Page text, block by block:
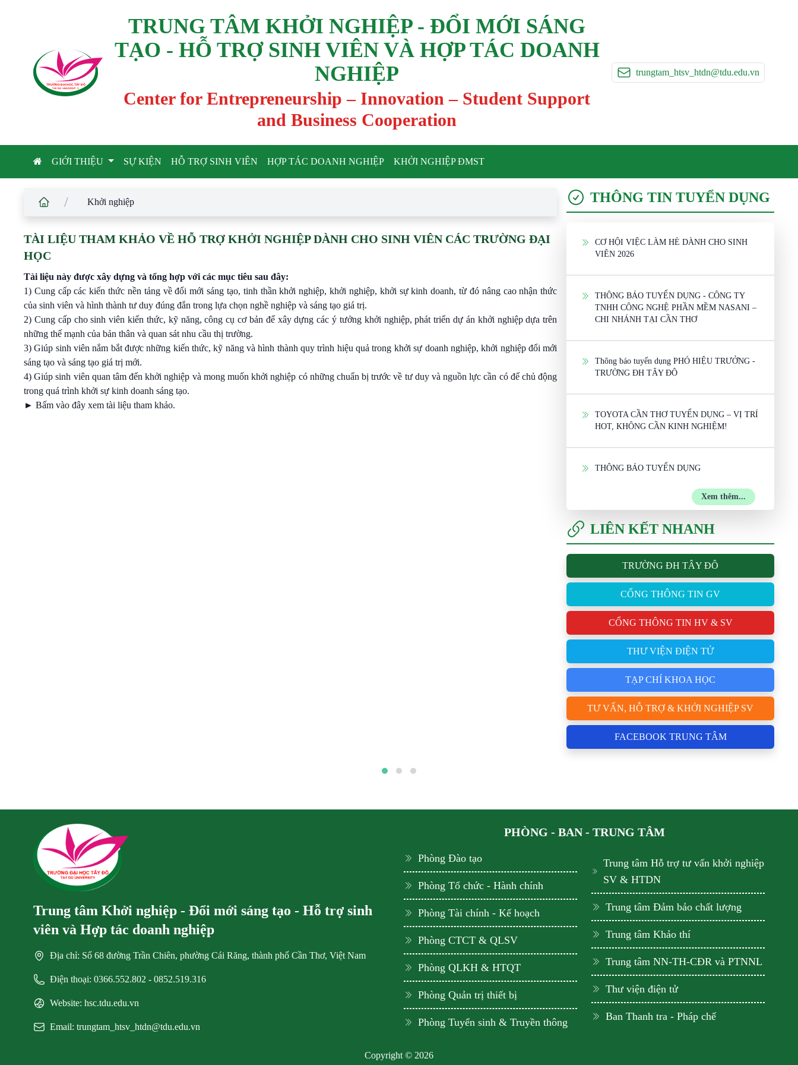
TRƯỜNG ĐẠI HỌC TÂY ĐÔ
TAY DO UNIVERSIT Y
TRUNG TÂM KHỞI NGHIỆP - ĐỔI MỚI SÁNG
TẠO - HỖ TRỢ SINH VIÊN VÀ HỢP TÁC DOANH
NGHIỆP
Center for Entrepreneurship – Innovation – Student Support
and Business Cooperation
trungtam_htsv_htdn@tdu.edu.vn
GIỚI THIỆU SỰ KIỆN HỖ TRỢ SINH VIÊN HỢP TÁC DOANH NGHIỆP KHỞI NGHIỆP ĐMST
/ Khởi nghiệp
TÀI LIỆU THAM KHẢO VỀ HỖ TRỢ KHỞI NGHIỆP DÀNH CHO SINH VIÊN CÁC TRƯỜNG ĐẠI
HỌC
Tài liệu này được xây dựng và tổng hợp với các mục tiêu sau đây:
1) Cung cấp các kiến thức nền tảng về đổi mới sáng tạo, tinh thần khởi nghiệp, khởi nghiệp, khởi sự kinh doanh, từ đó nâng cao nhận thức
của sinh viên và hình thành tư duy đúng đắn trong lựa chọn nghề nghiệp và sáng tạo giá trị.
2) Cung cấp cho sinh viên kiến thức, kỹ năng, công cụ cơ bản để xây dựng các ý tưởng khởi nghiệp, phát triển dự án khởi nghiệp dựa trên
những thế mạnh của bản thân và quan sát nhu cầu thị trường.
3) Giúp sinh viên nắm bắt được những kiến thức, kỹ năng và hình thành quy trình hiệu quả trong khởi sự doanh nghiệp, khởi nghiệp đổi mới
sáng tạo và sáng tạo giá trị mới.
4) Giúp sinh viên quan tâm đến khởi nghiệp và mong muốn khởi nghiệp có những chuẩn bị trước về tư duy và nguồn lực cần có để chủ động
trong quá trình khởi sự kinh doanh sáng tạo.
► Bấm vào đây xem tài liệu tham khảo.
THÔNG TIN TUYỂN DỤNG
CƠ HỘI VIỆC LÀM HÈ DÀNH CHO SINH
VIÊN 2026
THÔNG BÁO TUYỂN DỤNG - CÔNG TY
TNHH CÔNG NGHỆ PHẦN MỀM NASANI –
CHI NHÁNH TẠI CẦN THƠ
Thông báo tuyển dụng PHÓ HIỆU TRƯỞNG -
TRƯỜNG ĐH TÂY ĐÔ
TOYOTA CẦN THƠ TUYỂN DỤNG – VỊ TRÍ
HOT, KHÔNG CẦN KINH NGHIỆM!
THÔNG BÁO TUYỂN DỤNG
Xem thêm...
LIÊN KẾT NHANH
TRƯỜNG ĐH TÂY ĐÔ
CỔNG THÔNG TIN GV
CỔNG THÔNG TIN HV & SV
THƯ VIỆN ĐIỆN TỬ
TẠP CHÍ KHOA HỌC
TƯ VẤN, HỖ TRỢ & KHỞI NGHIỆP SV
FACEBOOK TRUNG TÂM
Trung tâm Khởi nghiệp - Đổi mới sáng tạo - Hỗ trợ sinh
viên và Hợp tác doanh nghiệp
Địa chỉ: Số 68 đường Trần Chiên, phường Cái Răng, thành phố Cần Thơ, Việt Nam
Điện thoại: 0366.552.802 - 0852.519.316
Website: hsc.tdu.edu.vn
Email: trungtam_htsv_htdn@tdu.edu.vn
PHÒNG - BAN - TRUNG TÂM
Phòng Đào tạo
Phòng Tổ chức - Hành chính
Phòng Tài chính - Kế hoạch
Phòng CTCT & QLSV
Phòng QLKH & HTQT
Phòng Quản trị thiết bị
Phòng Tuyển sinh & Truyền thông
Trung tâm Hỗ trợ tư vấn khởi nghiệp
SV & HTDN
Trung tâm Đảm bảo chất lượng
Trung tâm Khảo thí
Trung tâm NN-TH-CĐR và PTNNL
Thư viện điện tử
Ban Thanh tra - Pháp chế
Copyright © 2026